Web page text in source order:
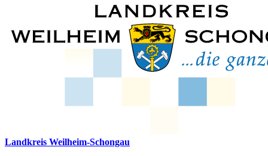
Landkreis Weilheim-Schongau